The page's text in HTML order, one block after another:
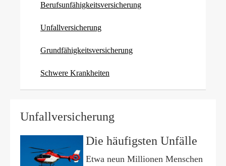
Berufs­unfähig­keitsversicherung
Unfall­ver­si­che­rung
Grundfähigkeitsversicherung
Schwe­re Krank­hei­ten
Unfall­ver­si­che­rung
Die häufigsten Unfälle
Etwa neun Millionen Menschen